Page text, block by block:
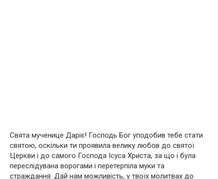
Свята мученице Даріє! Господь Бог уподобив тебе стати
святою, оскільки ти проявила велику любов до святої
Церкви і до самого Господа Ісуса Христа, за що і була
переслідувана ворогами і перетерпіла муки та
страждання. Дай нам можливість, у твоїх молитвах до